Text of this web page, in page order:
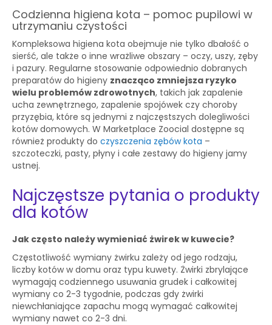
Codzienna higiena kota – pomoc pupilowi w
utrzymaniu czystości
Kompleksowa higiena kota obejmuje nie tylko dbałość o
sierść, ale także o inne wrażliwe obszary – oczy, uszy, zęby
i pazury. Regularne stosowanie odpowiednio dobranych
preparatów do higieny znacząco zmniejsza ryzyko
wielu problemów zdrowotnych, takich jak zapalenie
ucha zewnętrznego, zapalenie spojówek czy choroby
przyzębia, które są jednymi z najczęstszych dolegliwości
kotów domowych. W Marketplace Zoocial dostępne są
również produkty do czyszczenia zębów kota –
szczoteczki, pasty, płyny i całe zestawy do higieny jamy
ustnej.
Najczęstsze pytania o produkty
dla kotów
Jak często należy wymieniać żwirek w kuwecie?
Częstotliwość wymiany żwirku zależy od jego rodzaju,
liczby kotów w domu oraz typu kuwety. Żwirki zbrylające
wymagają codziennego usuwania grudek i całkowitej
wymiany co 2-3 tygodnie, podczas gdy żwirki
niewchłaniające zapachu mogą wymagać całkowitej
wymiany nawet co 2-3 dni.